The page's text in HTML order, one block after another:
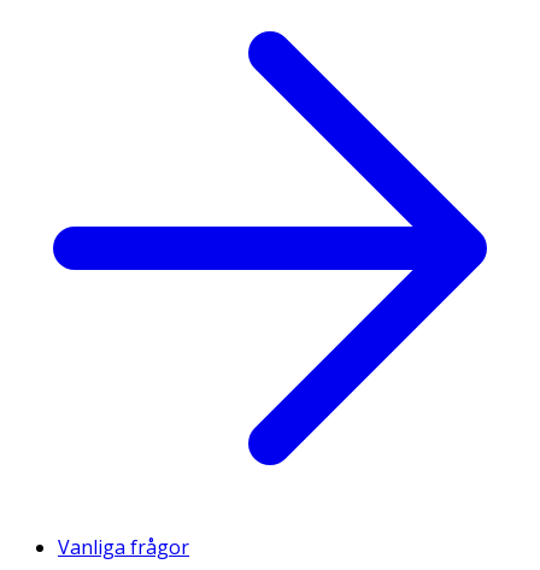
Vanliga frågor